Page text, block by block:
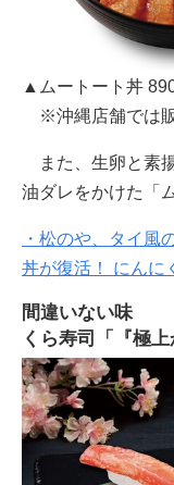
▲ムートート丼
※沖縄店舗では
また、生卵と素
油ダレをかけた「
・松のや、タイ風
丼が復活！ にんに
間違いない味
くら寿司「『極